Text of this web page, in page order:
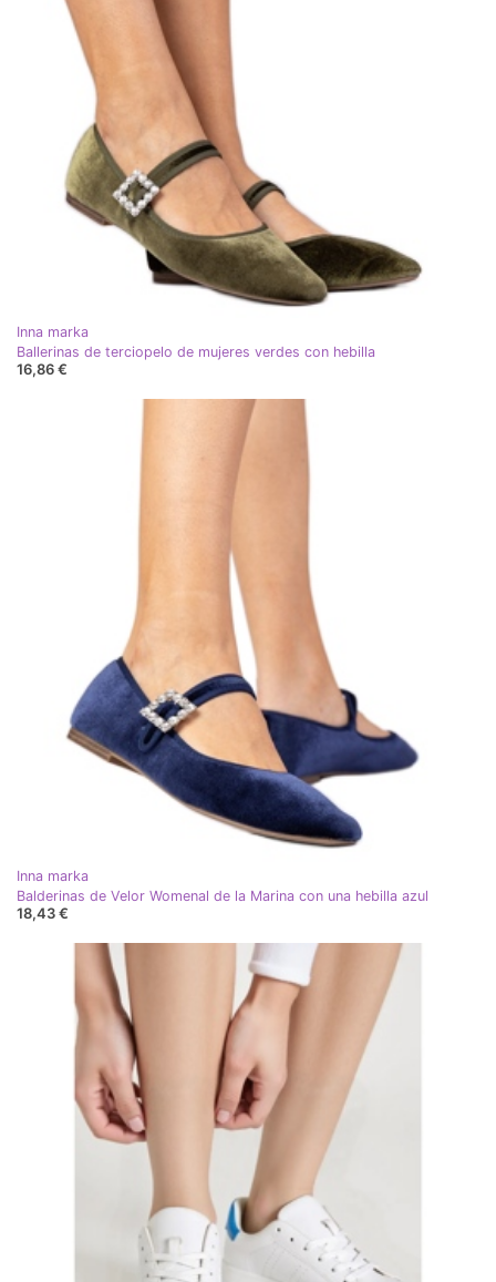
Inna marka
Ballerinas de terciopelo de mujeres verdes con hebilla
16,86 €
Inna marka
Balderinas de Velor Womenal de la Marina con una hebilla azul
18,43 €